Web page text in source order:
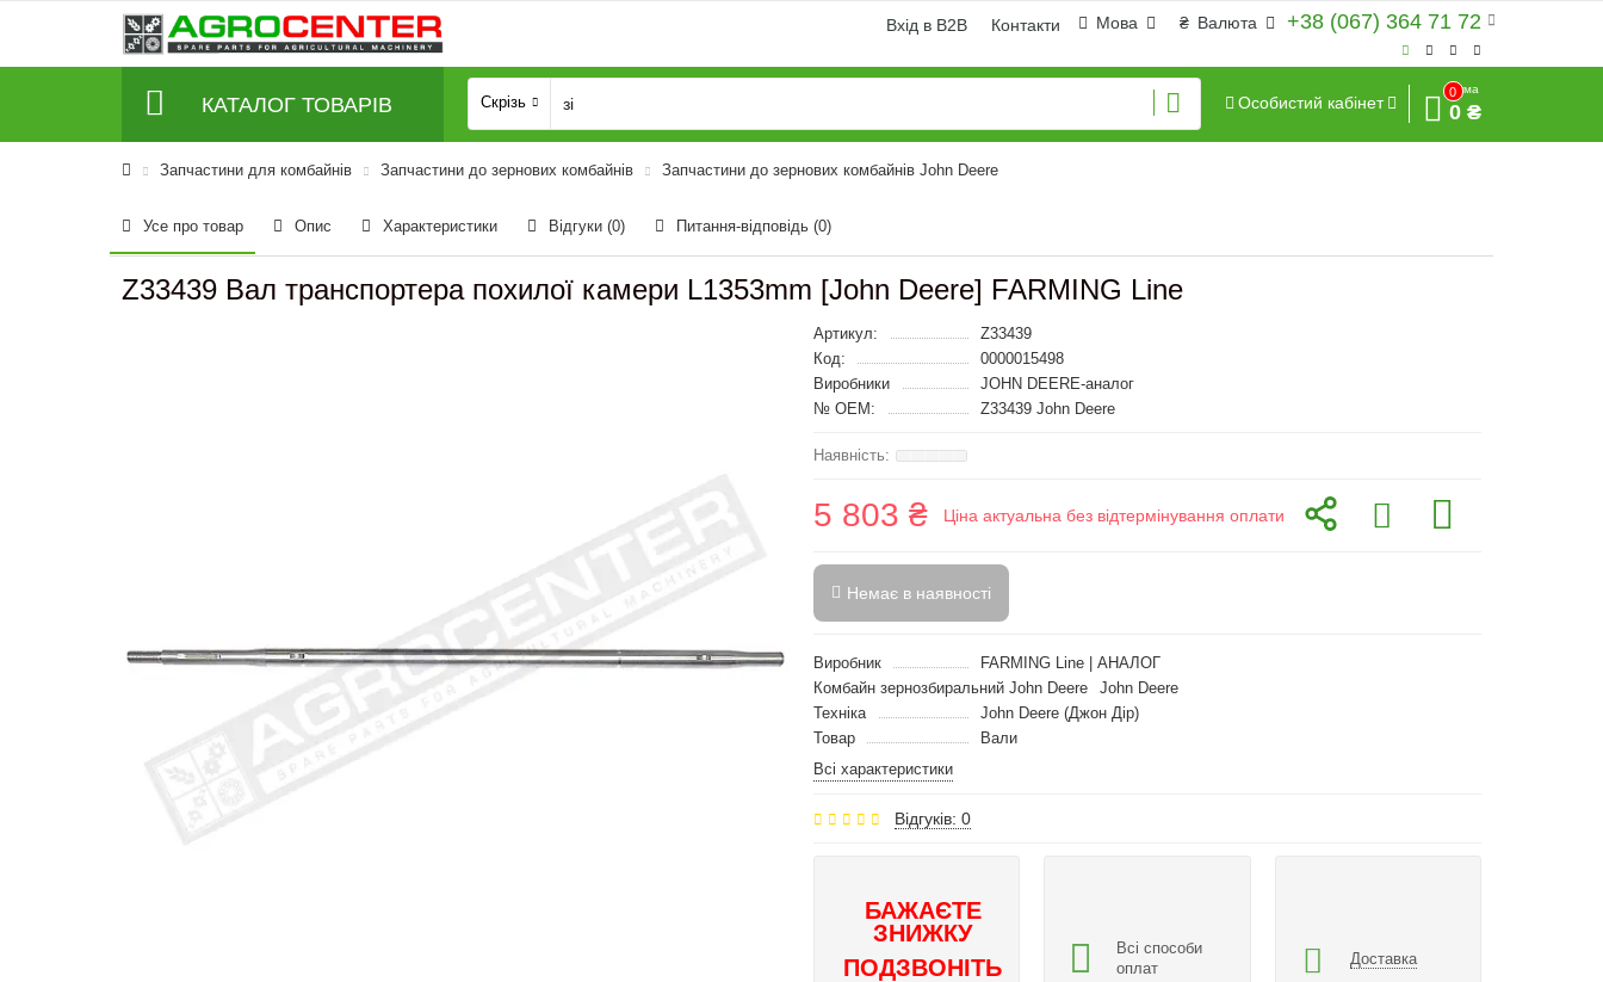
+38 (067) 364 71 72
₴ Валюта
Мова
Вхід в B2B Контакти
КАТАЛОГ ТОВАРІВ Скрізь Особистий кабінет
0
Сума
0 ₴
Запчастини для комбайнів Запчастини до зернових комбайнів Запчастини до зернових комбайнів John Deere
Усе про товар Опис Характеристики Відгуки (0) Питання-відповідь (0)
Z33439 Вал транспортера похилої камери L1353mm [John Deere] FARMING Line
Артикул:
Z33439
Код:
0000015498
Виробники
JOHN DEERE-аналог
№ OEM:
Z33439 John Deere
5 803 ₴ Ціна актуальна без відтермінування оплати
Немає в наявності
Виробник
FARMING Line | АНАЛОГ
Комбайн зернозбиральний John Deere
John Deere
Техніка
John Deere (Джон Дір)
Товар
Вали
Всі характеристики
Відгуків: 0
БАЖАЄТЕ
ЗНИЖКУ
ПОДЗВОНІТЬ
Всі способи
оплат
Доставка